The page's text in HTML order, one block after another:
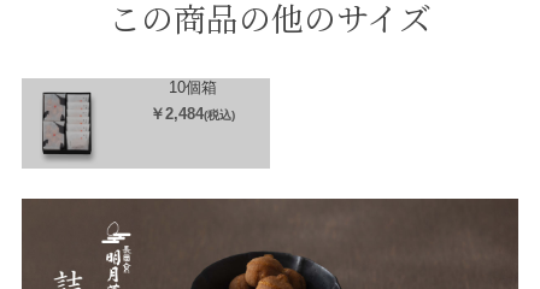
この商品の他のサイズ
10個箱
￥2,484(税込)